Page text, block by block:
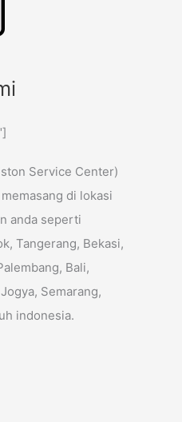
Service Center)
di lokasi
anda seperti
Tangerang, Bekasi,
Bali,
Semarang,
indonesia.